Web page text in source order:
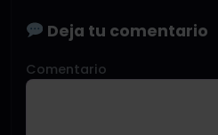
Deja tu comentario
Comentario